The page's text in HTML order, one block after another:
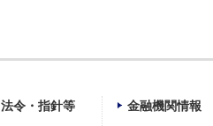
法令・指針等 金融機関情報